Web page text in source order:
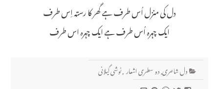
دل کی منزل اُس طرف ہے گھر کا رستہ اِس طرف
ایک چہرہ اُس طرف ہے ایک چہرہ اس طرف
دل شاعری,دو سطری اشعار,نوشی گیلانی